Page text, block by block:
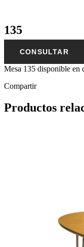
135
CONSULTAR
Mesa 135 disponible en
Compartir
Productos